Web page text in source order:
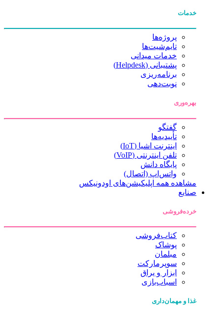
خدمات
پروژه‌ها
تایم‌شیت‌ها
خدمات میدانی
پشتیبانی (Helpdesk)
برنامه‌ریزی
نوبت‌دهی
بهره‌وری
گفتگو
تأییدیه‌ها
اینترنت اشیا (IoT)
تلفن اینترنتی (VoIP)
پایگاه دانش
واتس‌اپ (اتصال)
مشاهده همه اپلیکیشن‌های اودونیکس
صنایع
خرده‌فروشی
کتاب‌فروشی
پوشاک
مبلمان
سوپرمارکت
ابزار و یراق
اسباب‌بازی
غذا و مهمان‌داری